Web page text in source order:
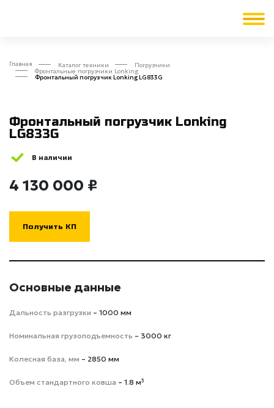
Главная Каталог техники Погрузчики
Фронтальные погрузчики Lonking
Фронтальный погрузчик Lonking LG833G
Фронтальный погрузчик Lonking
LG833G
В наличии
4 130 000 ₽
Получить КП
Основные данные
Дальность разгрузки – 1000 мм
Номинальная грузоподъемность – 3000 кг
Колесная база, мм – 2850 мм
Объем стандартного ковша – 1.8 м³